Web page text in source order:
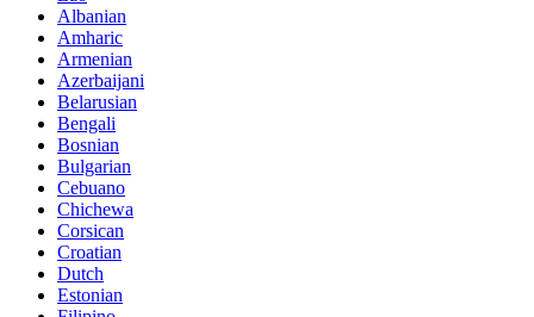
Albanian
Amharic
Armenian
Azerbaijani
Belarusian
Bengali
Bosnian
Bulgarian
Cebuano
Chichewa
Corsican
Croatian
Dutch
Estonian